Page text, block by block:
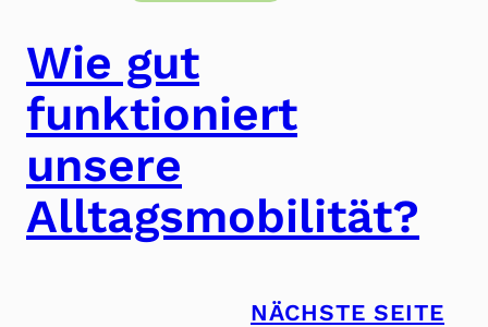
Wie gut
funktioniert
unsere
Alltagsmobilität?
NÄCHSTE SEITE